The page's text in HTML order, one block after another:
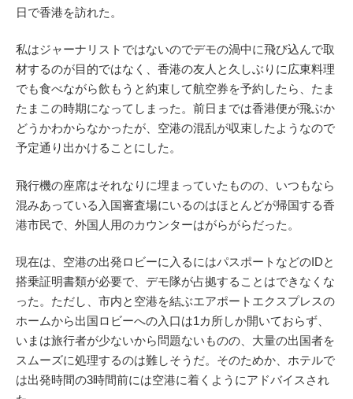
日で香港を訪れた。
私はジャーナリストではないのでデモの渦中に飛び込んで取
材するのが目的ではなく、香港の友人と久しぶりに広東料理
でも食べながら飲もうと約束して航空券を予約したら、たま
たまこの時期になってしまった。前日までは香港便が飛ぶか
どうかわからなかったが、空港の混乱が収束したようなので
予定通り出かけることにした。
飛行機の座席はそれなりに埋まっていたものの、いつもなら
混みあっている入国審査場にいるのはほとんどが帰国する香
港市民で、外国人用のカウンターはがらがらだった。
現在は、空港の出発ロビーに入るにはパスポートなどのIDと
搭乗証明書類が必要で、デモ隊が占拠することはできなくな
った。ただし、市内と空港を結ぶエアポートエクスプレスの
ホームから出国ロビーへの入口は1カ所しか開いておらず、
いまは旅行者が少ないから問題ないものの、大量の出国者を
スムーズに処理するのは難しそうだ。そのためか、ホテルで
は出発時間の3時間前には空港に着くようにアドバイスされ